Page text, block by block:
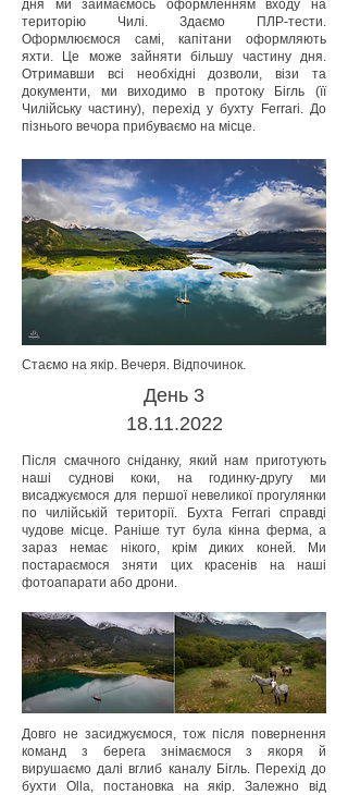
дня ми займаємось оформленням входу на
територію Чилі. Здаємо ПЛР-тести.
Оформлюємося самі, капітани оформляють
яхти. Це може зайняти більшу частину дня.
Отримавши всі необхідні дозволи, візи та
документи, ми виходимо в протоку Бігль (її
Чилійську частину), перехід у бухту Ferrari. До
пізнього вечора прибуваємо на місце.
Стаємо на якір. Вечеря. Відпочинок.
День 3
18.11.2022
Після смачного сніданку, який нам приготують
наші суднові коки, на годинку-другу ми
висаджуємося для першої невеликої прогулянки
по чилійській території. Бухта Ferrari справді
чудове місце. Раніше тут була кінна ферма, а
зараз немає нікого, крім диких коней. Ми
постараємося зняти цих красенів на наші
фотоапарати або дрони.
Довго не засиджуємося, тож після повернення
команд з берега знімаємося з якоря й
вирушаємо далі вглиб каналу Бігль. Перехід до
бухти Olla, постановка на якір. Залежно від